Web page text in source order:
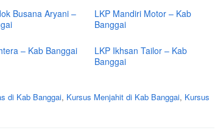
Busana Aryani –
LKP Mandiri Motor – Kab
Banggai
– Kab Banggai
LKP Ikhsan Tailor – Kab
Banggai
di Kab Banggai, Kursus Menjahit di Kab Banggai, Kursus